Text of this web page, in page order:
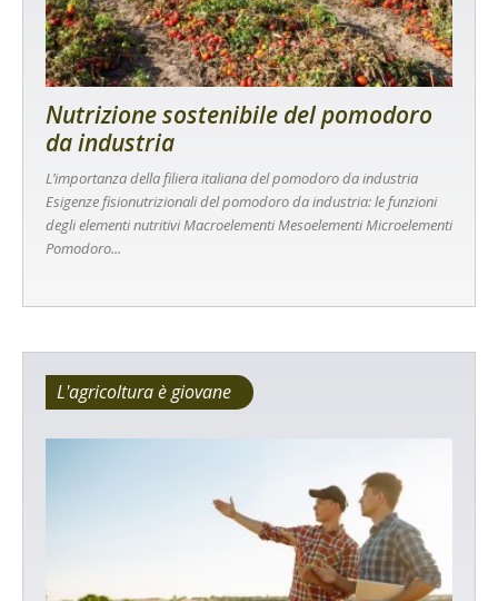
Nutrizione sostenibile del pomodoro
da industria
L’importanza della filiera italiana del pomodoro da industria
Esigenze fisionutrizionali del pomodoro da industria: le funzioni
degli elementi nutritivi Macroelementi Mesoelementi Microelementi
Pomodoro...
L'agricoltura è giovane